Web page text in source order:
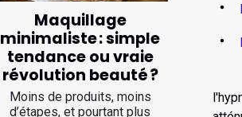
Maquillage
minimaliste : simple
tendance ou vraie
révolution beauté ?
Moins de produits, moins
d’étapes, et pourtant plus